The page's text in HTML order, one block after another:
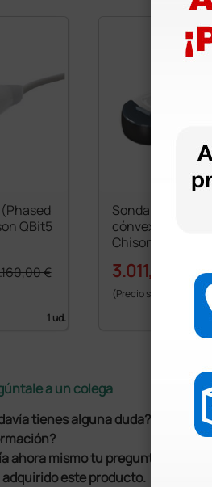
QBit5
€
1 ud.
Sonda 3 MHz
cónvex para
Chison i3, i8 y
3.011,50 €
(Precio sin IVA)
a un colega
tienes alguna duda?
ahora mismo tu pregunta a los
este producto.